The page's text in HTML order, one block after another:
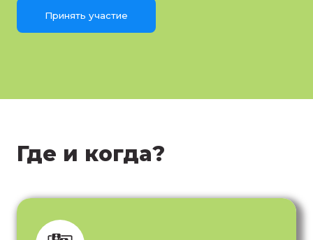
Принять участие
Где и когда?